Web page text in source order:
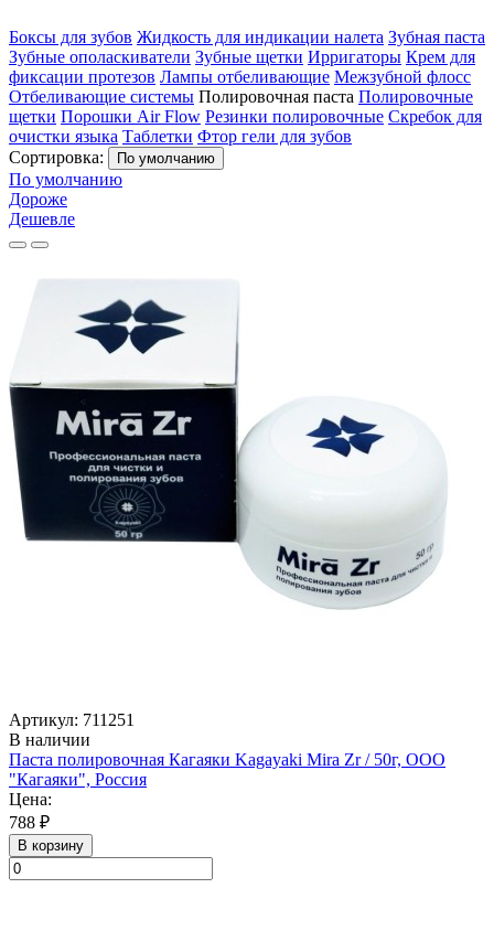
Боксы для зубов Жидкость для индикации налета Зубная паста
Зубные ополаскиватели Зубные щетки Ирригаторы Крем для
фиксации протезов Лампы отбеливающие Межзубной флосс
Отбеливающие системы Полировочная паста Полировочные
щетки Порошки Air Flow Резинки полировочные Скребок для
очистки языка Таблетки Фтор гели для зубов
Сортировка:
По умолчанию
По умолчанию
Дороже
Дешевле
Артикул: 711251
В наличии
Паста полировочная Кагаяки Kagayaki Mira Zr / 50г, ООО
"Кагаяки", Россия
Цена:
788 ₽
В корзину